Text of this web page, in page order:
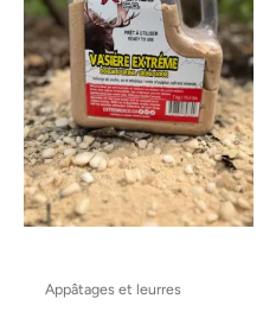
Appâtages et leurres